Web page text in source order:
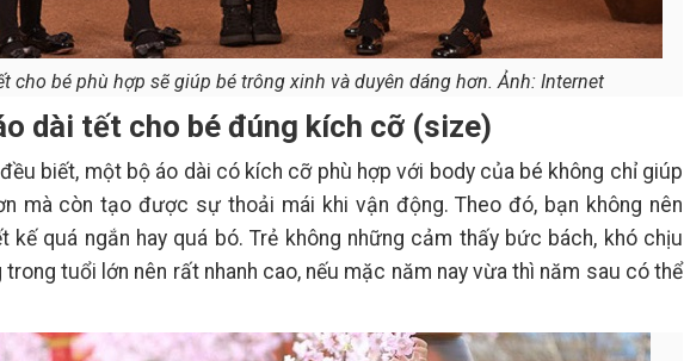
cho bé phù hợp sẽ giúp bé trông xinh và duyên dáng hơn. Ảnh: Internet
dài tết cho bé đúng kích cỡ (size)
biết, một bộ áo dài có kích cỡ phù hợp với body của bé không chỉ giúp
mà còn tạo được sự thoải mái khi vận động. Theo đó, bạn không nên
kế quá ngắn hay quá bó. Trẻ không những cảm thấy bức bách, khó chịu
tuổi lớn nên rất nhanh cao, nếu mặc năm nay vừa thì năm sau có thể